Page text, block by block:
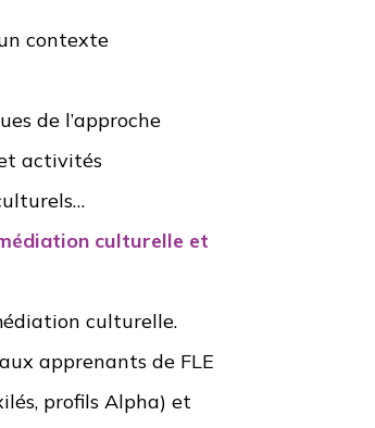
contexte
de l’approche
activités
culturelle et
culturelle.
apprenants de FLE
profils Alpha) et